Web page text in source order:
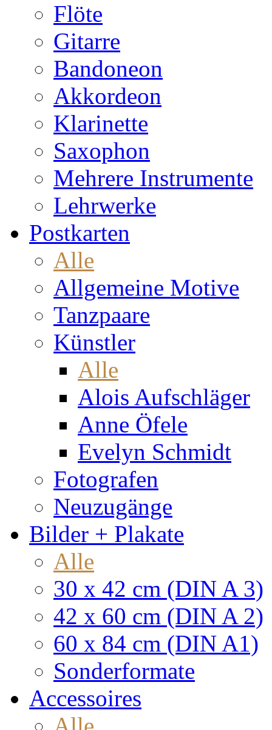
Flöte
Gitarre
Bandoneon
Akkordeon
Klarinette
Saxophon
Mehrere Instrumente
Lehrwerke
Postkarten
Alle
Allgemeine Motive
Tanzpaare
Künstler
Alle
Alois Aufschläger
Anne Öfele
Evelyn Schmidt
Fotografen
Neuzugänge
Bilder + Plakate
Alle
30 x 42 cm (DIN A 3)
42 x 60 cm (DIN A 2)
60 x 84 cm (DIN A1)
Sonderformate
Accessoires